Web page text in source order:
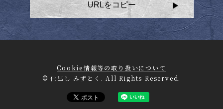
URLをコピー
Cookie情報等の取り扱いについて
© 仕出し みずとく. All Rights Reserved.